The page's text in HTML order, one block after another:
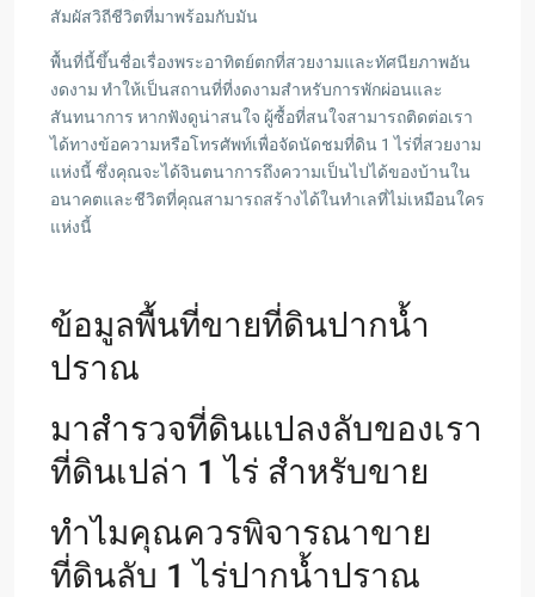
สัมผัสวิถีชีวิตที่มาพร้อมกับมัน
พื้นที่นี้ขึ้นชื่อเรื่องพระอาทิตย์ตกที่สวยงามและทัศนียภาพอัน
งดงาม ทำให้เป็นสถานที่ที่งดงามสำหรับการพักผ่อนและ
สันทนาการ หากฟังดูน่าสนใจ ผู้ซื้อที่สนใจสามารถติดต่อเรา
ได้ทางข้อความหรือโทรศัพท์เพื่อจัดนัดชมที่ดิน 1 ไร่ที่สวยงาม
แห่งนี้ ซึ่งคุณจะได้จินตนาการถึงความเป็นไปได้ของบ้านใน
อนาคตและชีวิตที่คุณสามารถสร้างได้ในทำเลที่ไม่เหมือนใคร
แห่งนี้
ข้อมูลพื้นที่ขายที่ดินปากน้ำ
ปราณ
มาสำรวจที่ดินแปลงลับของเรา
ที่ดินเปล่า 1 ไร่ สำหรับขาย
ทำไมคุณควรพิจารณาขาย
ที่ดินลับ 1 ไร่ปากน้ำปราณ